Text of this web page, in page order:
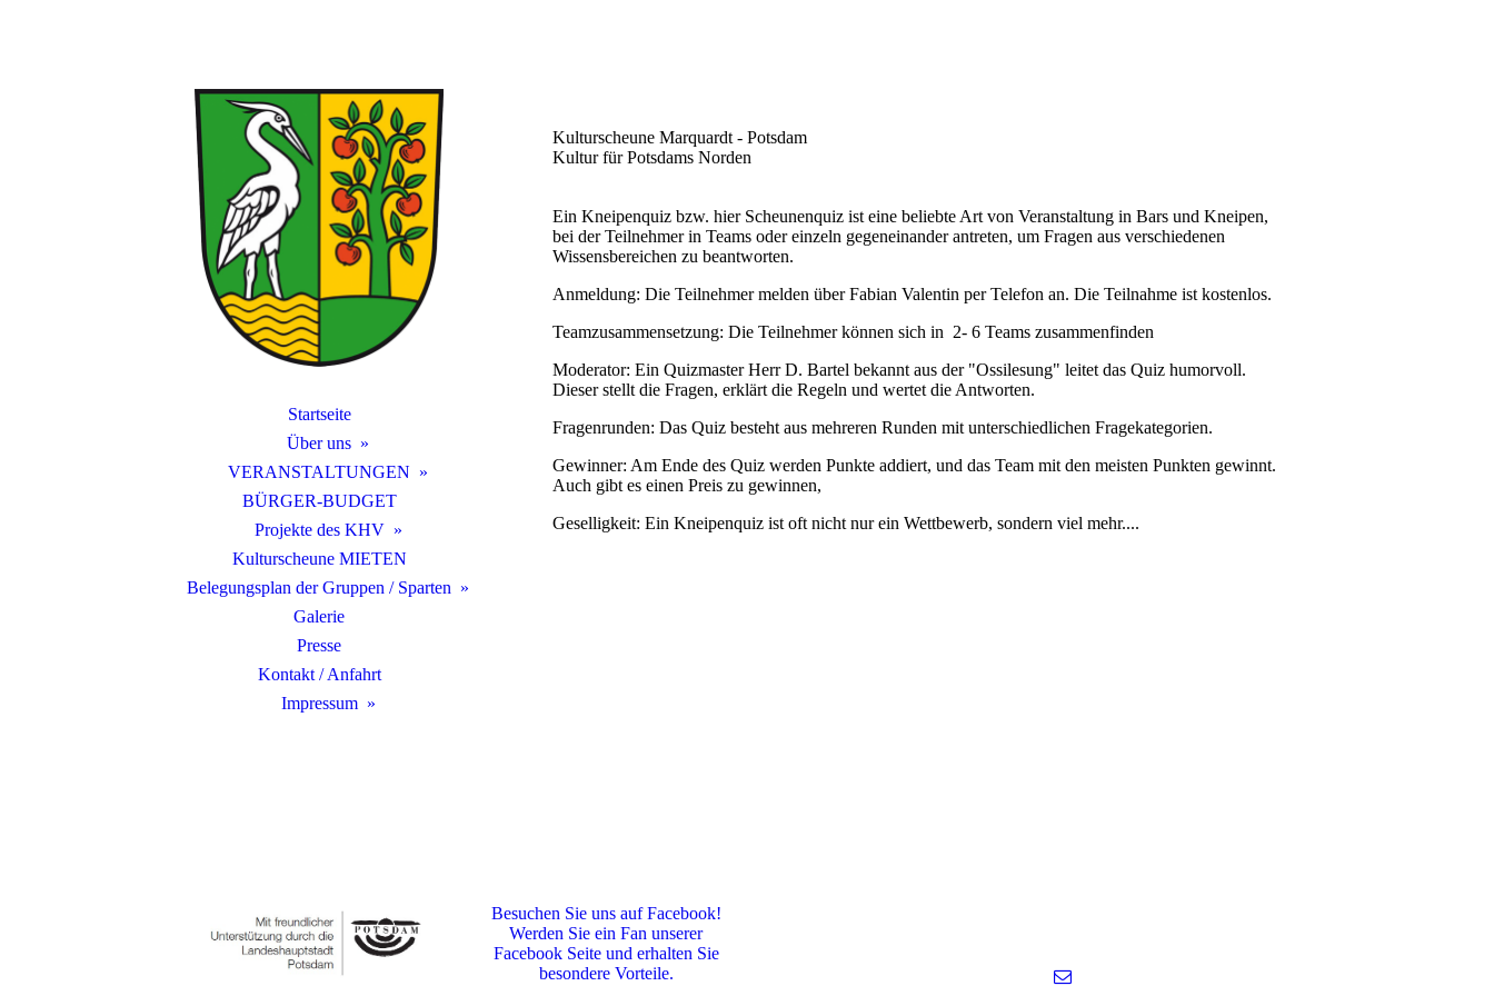
Startseite
Über uns
VERANSTALTUNGEN
BÜRGER-BUDGET
Projekte des KHV
Kulturscheune MIETEN
Belegungsplan der Gruppen / Sparten
Galerie
Presse
Kontakt / Anfahrt
Impressum
Kulturscheune Marquardt - Potsdam
Kultur für Potsdams Norden
Ein Kneipenquiz bzw. hier Scheunenquiz ist eine beliebte Art von Veranstaltung in Bars und Kneipen,
bei der Teilnehmer in Teams oder einzeln gegeneinander antreten, um Fragen aus verschiedenen
Wissensbereichen zu beantworten.
Anmeldung: Die Teilnehmer melden über Fabian Valentin per Telefon an. Die Teilnahme ist kostenlos.
Teamzusammensetzung: Die Teilnehmer können sich in 2- 6 Teams zusammenfinden
Moderator: Ein Quizmaster Herr D. Bartel bekannt aus der "Ossilesung" leitet das Quiz humorvoll.
Dieser stellt die Fragen, erklärt die Regeln und wertet die Antworten.
Fragenrunden: Das Quiz besteht aus mehreren Runden mit unterschiedlichen Fragekategorien.
Gewinner: Am Ende des Quiz werden Punkte addiert, und das Team mit den meisten Punkten gewinnt.
Auch gibt es einen Preis zu gewinnen,
Geselligkeit: Ein Kneipenquiz ist oft nicht nur ein Wettbewerb, sondern viel mehr....
Besuchen Sie uns auf Facebook!
Werden Sie ein Fan unserer
Facebook Seite und erhalten Sie
besondere Vorteile.